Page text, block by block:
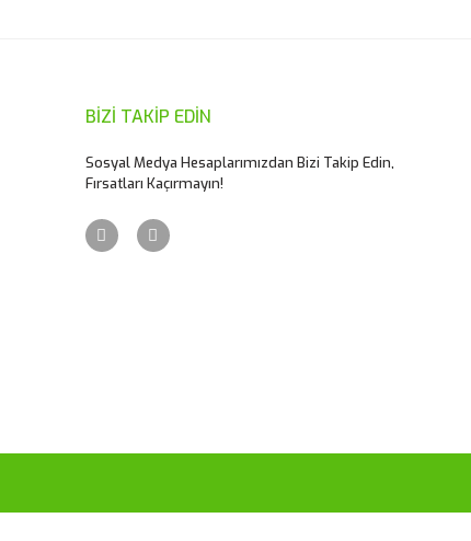
BİZİ TAKİP EDİN
Sosyal Medya Hesaplarımızdan Bizi Takip Edin,
Fırsatları Kaçırmayın!